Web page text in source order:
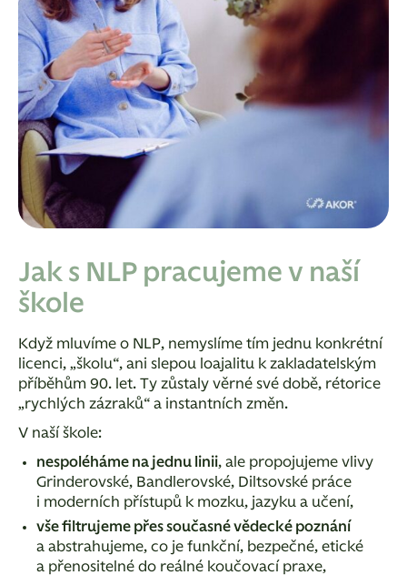
Jak s NLP pracujeme v naší
škole
Když mluvíme o NLP, nemyslíme tím jednu konkrétní
licenci, „školu“, ani slepou loajalitu k zakladatelským
příběhům 90. let. Ty zůstaly věrné své době, rétorice
„rychlých zázraků“ a instantních změn.
V naší škole:
nespoléháme na jednu linii, ale propojujeme vlivy
Grinderovské, Bandlerovské, Diltsovské práce
i moderních přístupů k mozku, jazyku a učení,
vše filtrujeme přes současné vědecké poznání
a abstrahujeme, co je funkční, bezpečné, etické
a přenositelné do reálné koučovací praxe,